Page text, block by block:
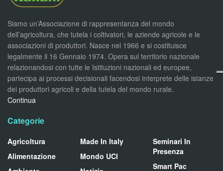
Siamo un’Associazione di rappresentanza del mondo
dell’agricoltura, che tutela i coltivatori, le aziende agricole e le
associazioni di produttori. Nasce nel 1966 e si costituisce
legalmente il 16 Gennaio 1974. Opera sul territorio nazionale
relazionandosi con tutte le Istituzioni nazionali ed europee,
partecipa ai processi decisionali facendosi interprete delle istanze
dei produttori agricoli e della tutela del mondo rurale.
Continua
Categorie
Agricoltura
Alimentazione
Made In Italy
Mondo UCI
Seminari In
Presenza
Smart Pac